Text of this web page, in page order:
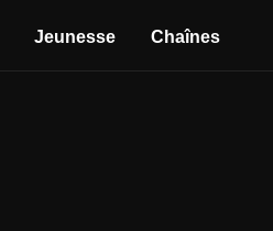
Jeunesse Chaînes